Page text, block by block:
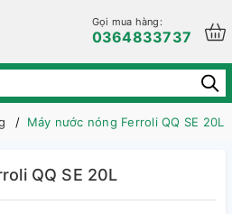
Gọi mua hàng:
0364833737
Máy nước nóng Ferroli QQ SE 20L
QQ SE 20L